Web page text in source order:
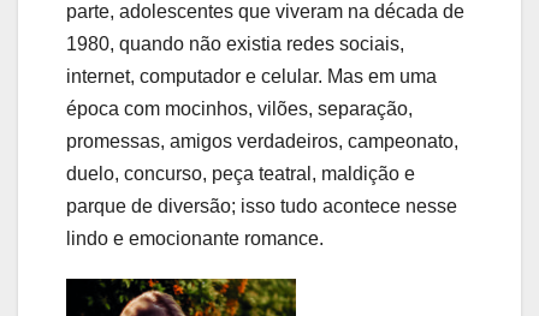
parte, adolescentes que viveram na década de
1980, quando não existia redes sociais,
internet, computador e celular. Mas em uma
época com mocinhos, vilões, separação,
promessas, amigos verdadeiros, campeonato,
duelo, concurso, peça teatral, maldição e
parque de diversão; isso tudo acontece nesse
lindo e emocionante romance.